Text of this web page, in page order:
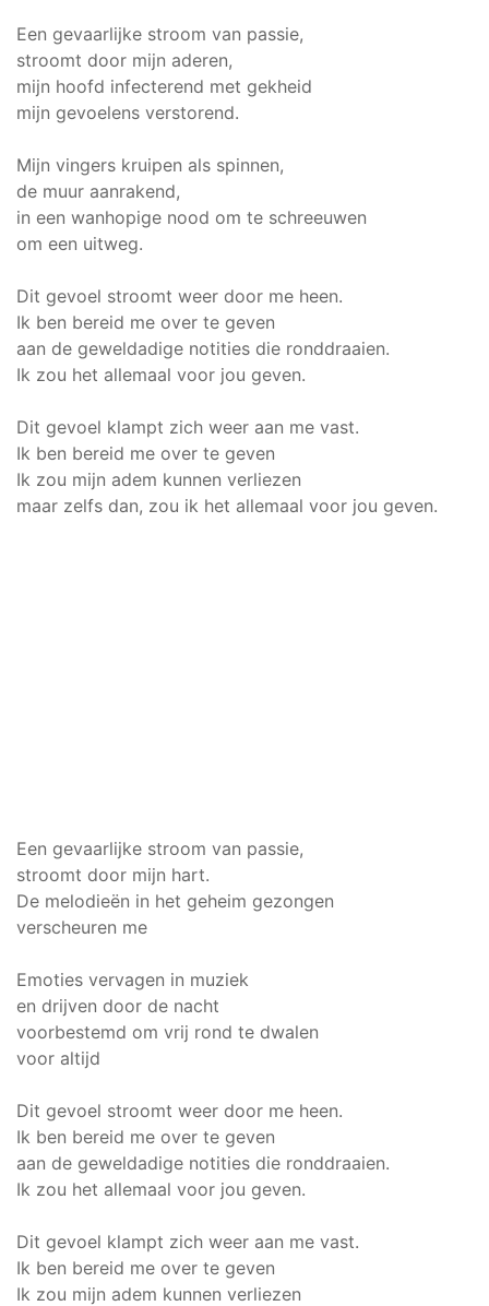
Een gevaarlijke stroom van passie,
stroomt door mijn aderen,
mijn hoofd infecterend met gekheid
mijn gevoelens verstorend.
Mijn vingers kruipen als spinnen,
de muur aanrakend,
in een wanhopige nood om te schreeuwen
om een uitweg.
Dit gevoel stroomt weer door me heen.
Ik ben bereid me over te geven
aan de geweldadige notities die ronddraaien.
Ik zou het allemaal voor jou geven.
Dit gevoel klampt zich weer aan me vast.
Ik ben bereid me over te geven
Ik zou mijn adem kunnen verliezen
maar zelfs dan, zou ik het allemaal voor jou geven.
Een gevaarlijke stroom van passie,
stroomt door mijn hart.
De melodieën in het geheim gezongen
verscheuren me
Emoties vervagen in muziek
en drijven door de nacht
voorbestemd om vrij rond te dwalen
voor altijd
Dit gevoel stroomt weer door me heen.
Ik ben bereid me over te geven
aan de geweldadige notities die ronddraaien.
Ik zou het allemaal voor jou geven.
Dit gevoel klampt zich weer aan me vast.
Ik ben bereid me over te geven
Ik zou mijn adem kunnen verliezen